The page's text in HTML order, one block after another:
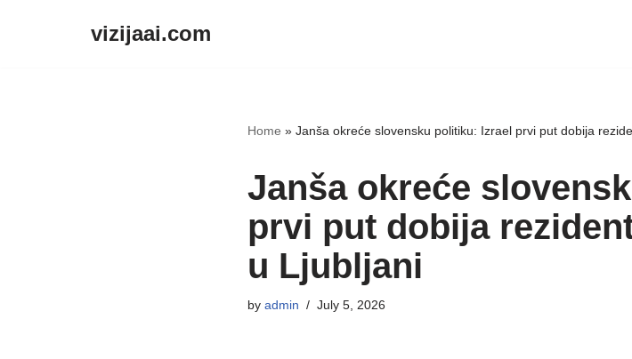
vizijaai.com
Home » Janša okreće slovensku politiku: Izrael prvi put dobija
Janša okreće
prvi put dobija
u Ljubljani
by admin July 5, 2026